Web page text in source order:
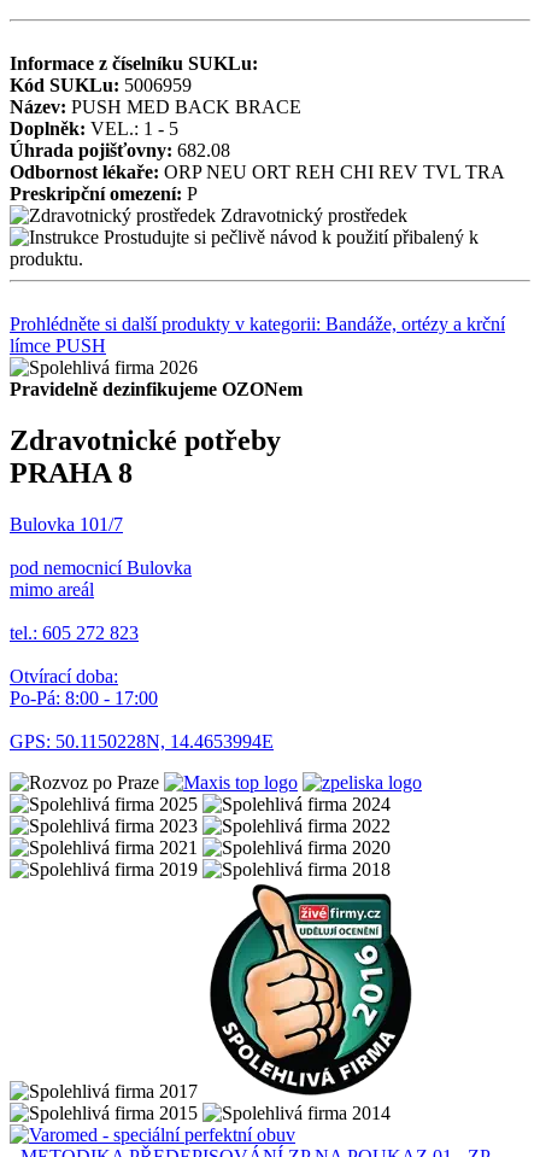
Informace z číselníku SUKLu:
Kód SUKLu: 5006959
Název: PUSH MED BACK BRACE
Doplněk: VEL.: 1 - 5
Úhrada pojišťovny: 682.08
Odbornost lékaře: ORPNEU ORT REH CHI REV TVL TRA
Preskripční omezení: P
Zdravotnický prostředek
Prostudujte si pečlivě návod k použití přibalený k
produktu.
Prohlédněte si další produkty v kategorii: Bandáže, ortézy a krční
límce PUSH
Pravidelně dezinfikujeme OZONem
Zdravotnické potřeby
PRAHA 8
Bulovka 101/7
pod nemocnicí Bulovka
mimo areál
tel.: 605 272 823
Otvírací doba:
Po-Pá: 8:00 - 17:00
GPS: 50.1150228N, 14.4653994E